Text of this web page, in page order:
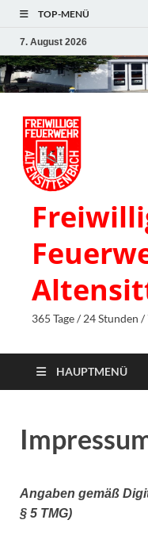
TOP-MENÜ
7. August 2026
365 Tage / 24 Stunden
HAUPTMENÜ
Angaben gemäß
§ 5 TMG)